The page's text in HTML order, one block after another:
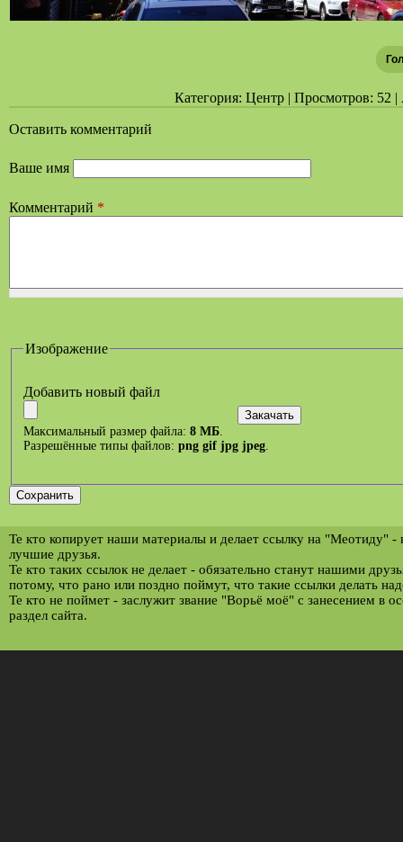
Категория: Центр | Просмотров: 52
Оставить комментарий
Ваше имя
Комментарий *
Изображение
Добавить новый файл
Максимальный размер файла: 8 МБ
Разрешённые типы файлов: png gif jpg jpeg
Те кто копирует наши материалы и делает ссылку на "Меотиду" -
лучшие друзья.
Те кто таких ссылок не делает - обязательно станут нашими
потому, что рано или поздно поймут, что такие ссылки делать
Те кто не поймет - заслужит звание "Ворьё моё" с занесением в
раздел сайта.